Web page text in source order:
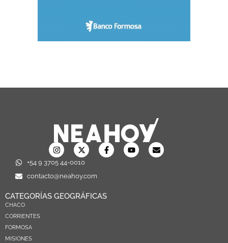
+54 9 3705 44-0010
contacto@neahoy.com
CATEGORÍAS GEOGRÁFICAS
CHACO
CORRIENTES
FORMOSA
MISIONES